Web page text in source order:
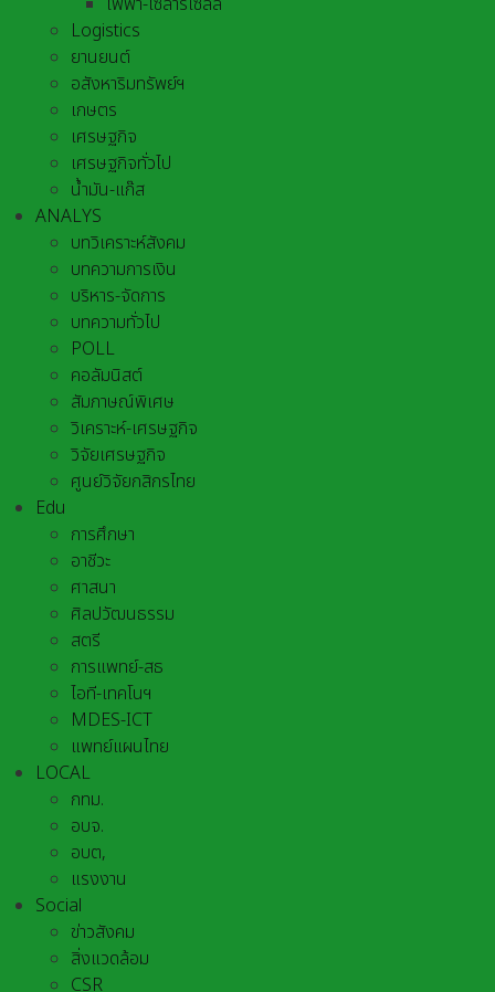
Logistics
ยานยนต์
อสังหาริมทรัพย์ฯ
เกษตร
เศรษฐกิจ
เศรษฐกิจทั่วไป
น้ำมัน-แก๊ส
ANALYS
บทวิเคราะห์สังคม
บทความการเงิน
บริหาร-จัดการ
บทความทั่วไป
POLL
คอลัมนิสต์
สัมภาษณ์พิเศษ
วิเคราะห์-เศรษฐกิจ
วิจัยเศรษฐกิจ
ศูนย์วิจัยกสิกรไทย
Edu
การศึกษา
อาชีวะ
ศาสนา
ศิลปวัฒนธรรม
สตรี
การแพทย์-สธ
ไอที-เทคโนฯ
MDES-ICT
แพทย์แผนไทย
LOCAL
กทม.
อบจ.
อบต,
แรงงาน
Social
ข่าวสังคม
สิ่งแวดล้อม
CSR